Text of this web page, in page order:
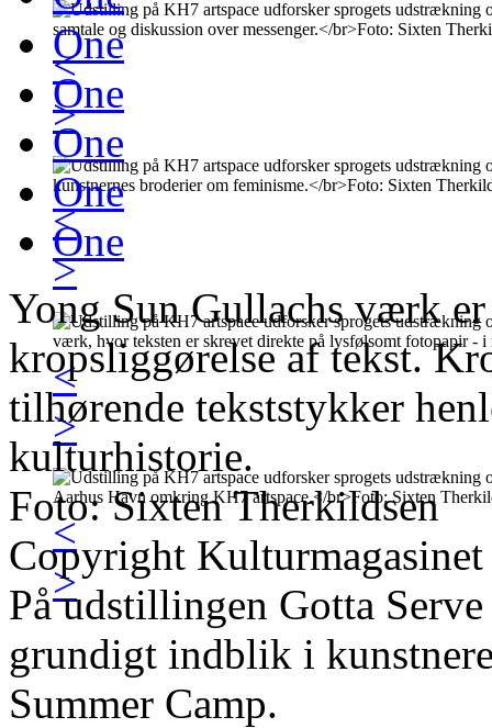
<
>
<
>
<
>
<
>
One
One
One
One
One
Yong Sun Gullachs værk
kropsliggørelse af tekst.
tilhørende tekststykker
kulturhistorie.
Foto: Sixten Therkildsen
Copyright
På udstillingen Gotta
grundigt indblik i
Summer Camp.